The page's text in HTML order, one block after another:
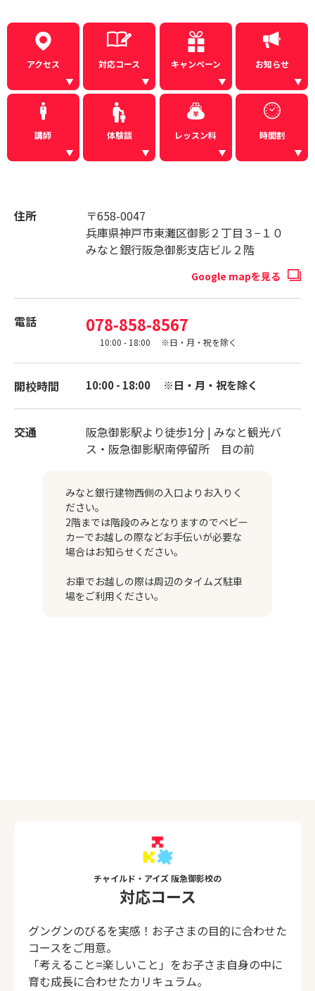
アクセス 対応コース キャンペーン お知らせ
講師 体験談 レッスン料 時間割
住所
〒658-0047
兵庫県神戸市東灘区御影２丁目３−１０
みなと銀行阪急御影支店ビル２階
Google mapを見る
電話 078-858-8567
10:00 - 18:00 ※日・月・祝を除く
開校時間 10:00 - 18:00 ※日・月・祝を除く
交通
阪急御影駅より徒歩1分 | みなと観光バ
ス・阪急御影駅南停留所 目の前
みなと銀行建物西側の入口よりお入りく
ださい。
2階までは階段のみとなりますのでベビー
カーでお越しの際などお手伝いが必要な
場合はお知らせください。
お車でお越しの際は周辺のタイムズ駐車
場をご利用ください。
チャイルド・アイズ 阪急御影校の
対応コース
グングンのびるを実感！お子さまの目的に合わせた
コースをご用意。
「考えること=楽しいこと」をお子さま自身の中に
育む成長に合わせたカリキュラム。